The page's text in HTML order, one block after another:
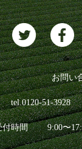
お問い
tel.0120-51-3928
付時間 9:00〜